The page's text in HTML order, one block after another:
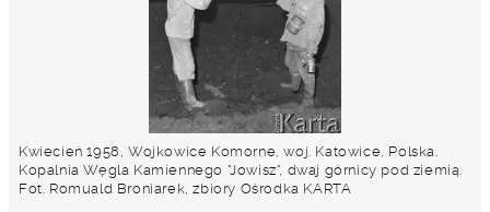
Kwiecień 1958, Wojkowice Komorne, woj. Katowice, Polska.
Kopalnia Węgla Kamiennego "Jowisz", dwaj górnicy pod ziemią.
Fot. Romuald Broniarek, zbiory Ośrodka KARTA